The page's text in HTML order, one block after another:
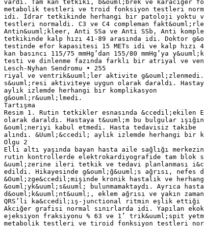
vardı. Tam kan tetkiki, b&ouml;brek ve karaciğer
metabolik testleri ve troid fonksiyon testleri
idi. İdrar tetkikinde herhangi bir patoloji yoktu
testleri normaldi. C3 ve C4 compleman
Antin&uuml;kleer, Anti SSa ve Anti SSb, Anti
tetkikinde kalp hızı 41-89 arasında idi. Doktor
testinde efor kapasitesi 15 METs idi ve kalp hızı
kan basıncı 115/75 mmHg’dan 155/80 mmHg’ya
testi ve dinlenme fazında farklı bir atriyal ve
Lesch-Nyhan Sendromu • 255
riyal ve ventrik&uuml;ler aktivite g&ouml;zlenmedi.
s&uuml;resi aktiviteye uygun olarak daraldı.
aylık izlemde herhangi bir komplikasyon
g&ouml;r&uuml;lmedi.
Tartışma
Resim 1. Rutin tetkikler esnasında &ccedil;ekilen
olarak daraldı. Hastaya t&uuml;m bu bulgular
&ouml;neriyi kabul etmedi. Hasta tedavisiz takibe
alındı. &Uuml;&ccedil; aylık izlemde herhangi bir
Olgu 2
Elli altı yaşında bayan hasta aile sağlığı
rutin kontrollerde elektrokardiyografide tam blok
&uuml;zerine ileri tetkik ve tedavi planlanması
edildi. Hikayesinde g&ouml;ğ&uuml;s ağrısı,
&Ouml;zge&ccedil;mişinde kronik hastalık ve
&ouml;yk&uuml;s&uuml; bulunmamaktaydı. Ayrıca
d&ouml;k&uuml;nt&uuml;, eklem ağrısı ve yakın
QRS’li ka&ccedil;ış-junctional ritmin eşlik ettiği
Akciğer grafisi normal sınırlarda idi. Yapılan
ejeksiyon fraksiyonu % 63 ve 1’ trik&uuml;spit
metabolik testleri ve tiroid fonksiyon testleri